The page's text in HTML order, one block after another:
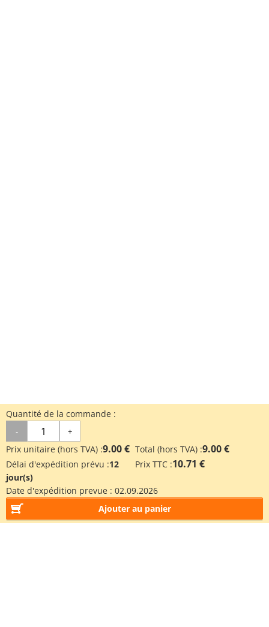
Quantité de la commande :
- +
Prix unitaire (hors TVA) :9.00 € Total (hors TVA) :9.00 €
Délai d'expédition prévu :12
jour(s)
Prix TTC :10.71 €
Date d'expédition prevue : 02.09.2026
Ajouter au panier